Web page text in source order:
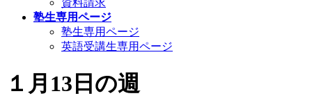
塾生専用ページ
塾生専用ページ
英語受講生専用ページ
１月13日の週